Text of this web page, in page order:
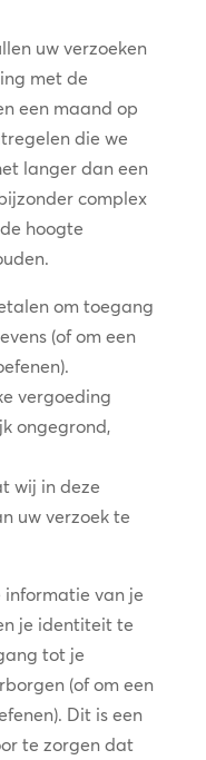
uw verzoeken
met de
een maand op
die we
langer dan een
complex
hoogte
om toegang
(of om een
vergoeding
ongegrond,
wij in deze
uw verzoek te
informatie van je
je identiteit te
tot je
(of om een
Dit is een
te zorgen dat